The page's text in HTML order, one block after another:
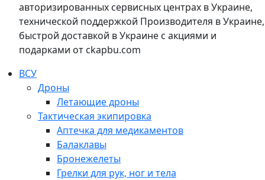
авторизированных сервисных центрах в Украине,
технической поддержкой Производителя в Украине,
быстрой доставкой в Украине с акциями и
подарками от ckapbu.com
ВСУ
Дроны
Летающие дроны
Тактическая экипировка
Аптечка для медикаментов
Балаклавы
Бронежелеты
Грелки для рук, ног и тела